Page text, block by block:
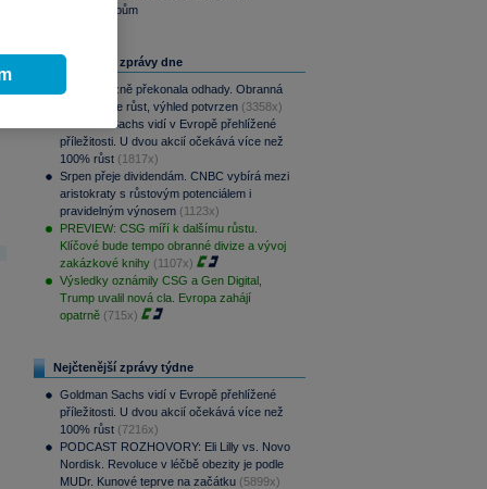
dražším čipům
Nejčtenější zprávy dne
CSG výrazně překonala odhady. Obranná
divize táhne růst, výhled potvrzen (3358x)
Goldman Sachs vidí v Evropě přehlížené
příležitosti. U dvou akcií očekává více než
100% růst (1817x)
Srpen přeje dividendám. CNBC vybírá mezi
aristokraty s růstovým potenciálem i
pravidelným výnosem (1123x)
PREVIEW: CSG míří k dalšímu růstu.
Klíčové bude tempo obranné divize a vývoj
zakázkové knihy (1107x)
Výsledky oznámily CSG a Gen Digital,
Trump uvalil nová cla. Evropa zahájí
opatrně (715x)
Nejčtenější zprávy týdne
Goldman Sachs vidí v Evropě přehlížené
příležitosti. U dvou akcií očekává více než
100% růst (7216x)
PODCAST ROZHOVORY: Eli Lilly vs. Novo
Nordisk. Revoluce v léčbě obezity je podle
MUDr. Kunové teprve na začátku (5899x)